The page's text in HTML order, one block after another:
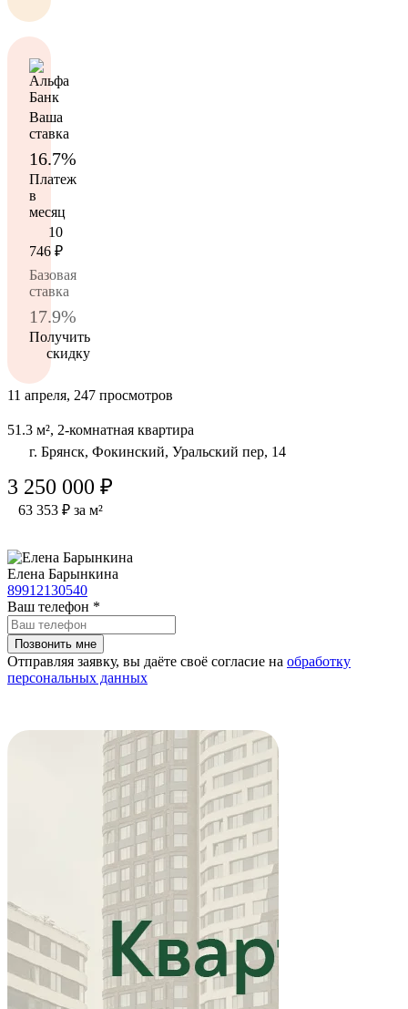
Ваша
ставка
16.7%
Платеж
в
месяц
10
746 ₽
Базовая
ставка
17.9%
Получить
скидку
11 апреля, 247 просмотров
51.3 м², 2-комнатная квартира
г. Брянск, Фокинский, Уральский пер, 14
3 250 000 ₽
63 353 ₽ за м²
Елена Барынкина
89912130540
Ваш телефон *
Отправляя заявку, вы даёте своё согласие на обработку
персональных данных